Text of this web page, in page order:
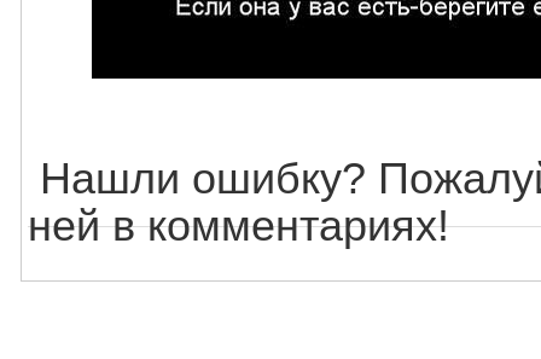
Нашли ошибку?
ней в комментариях!